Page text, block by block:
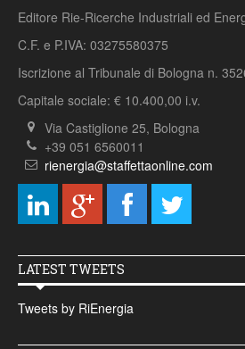
Editore Rie-Ricerche Industriali ed
C.F. e P.IVA: 03275580375
Iscrizione al Tribunale di Bologna n.
Capitale sociale: € 10.400,00 i.v.
Via Castiglione 25, Bologna
+39 051 6560011
rienergia@staffettaonline.com
LATEST TWEETS
Tweets by RiEnergia